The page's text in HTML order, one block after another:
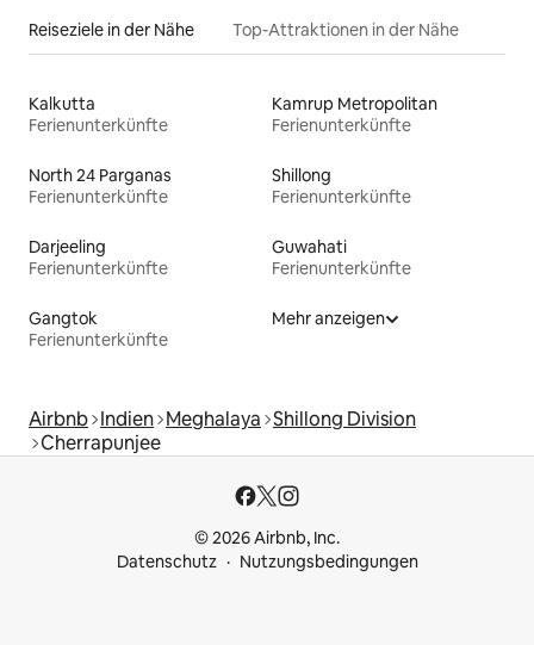
Reiseziele in der Nähe Top-Attraktionen in der Nähe
Kalkutta
Ferienunterkünfte
Kamrup Metropolitan
Ferienunterkünfte
North 24 Parganas
Ferienunterkünfte
Shillong
Ferienunterkünfte
Darjeeling
Ferienunterkünfte
Guwahati
Ferienunterkünfte
Gangtok
Ferienunterkünfte
Mehr anzeigen
Airbnb Indien Meghalaya Shillong Division
Cherrapunjee
© 2026 Airbnb, Inc.
Datenschutz
Nutzungsbedingungen